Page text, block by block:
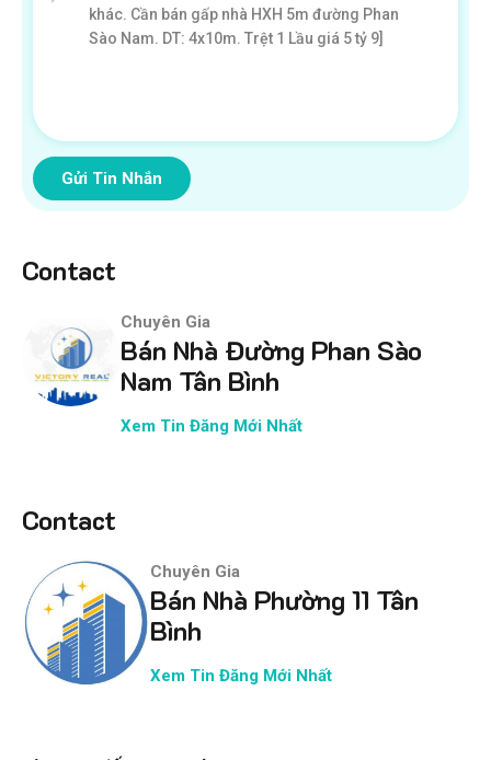
Gửi Tin Nhắn
Contact
Chuyên Gia
Bán Nhà Đường Phan Sào
Nam Tân Bình
Xem Tin Đăng Mới Nhất
Contact
Chuyên Gia
Bán Nhà Phường 11 Tân
Bình
Xem Tin Đăng Mới Nhất